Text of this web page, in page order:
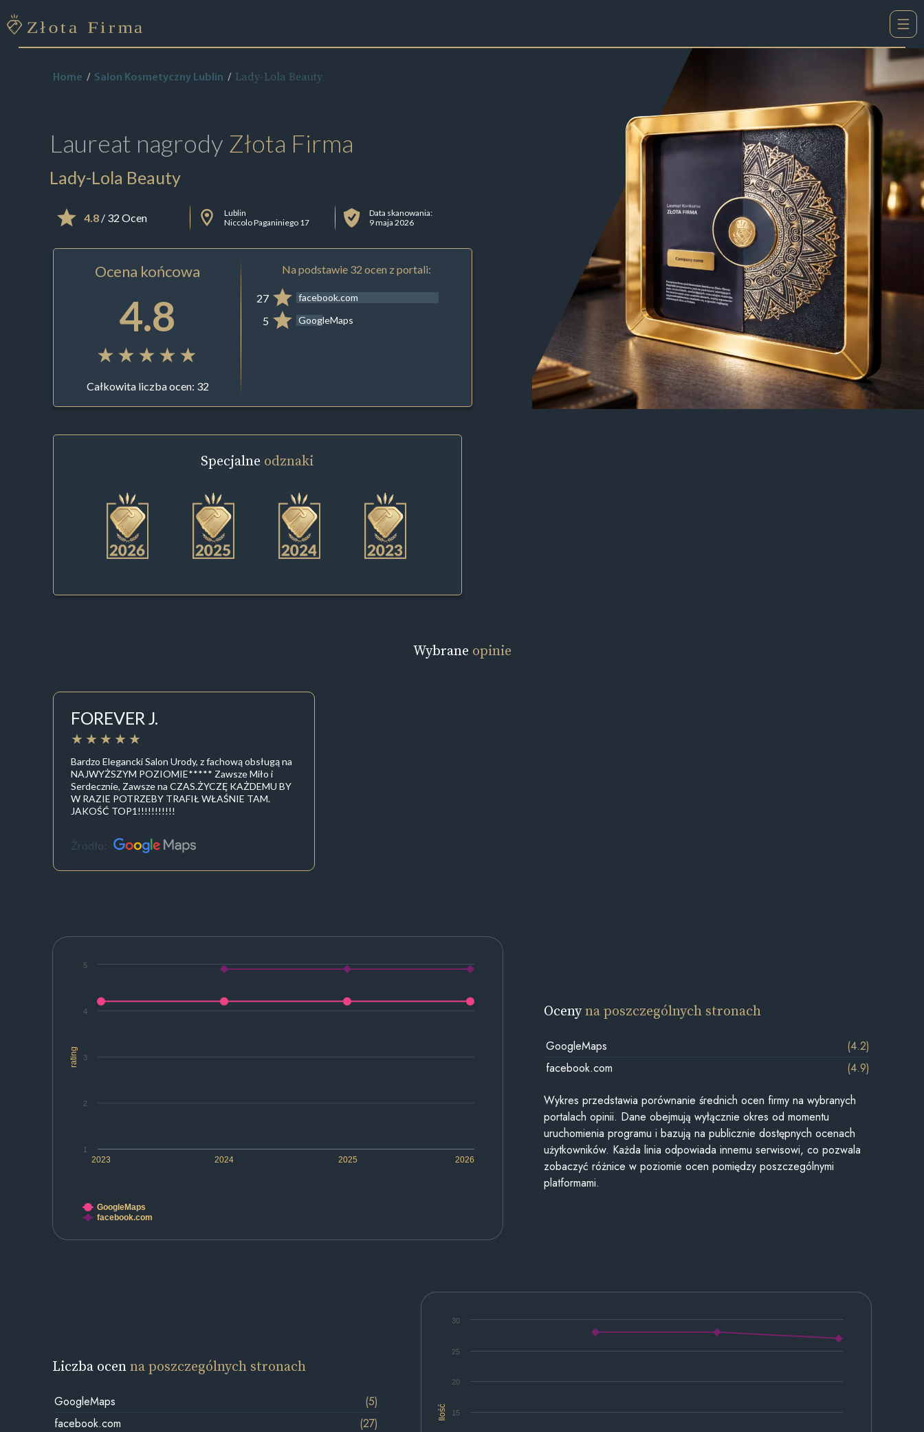
Home Salon Kosmetyczny Lublin Lady-Lola Beauty
Laureat nagrody Złota Firma
Lady-Lola Beauty
4.8/ 32 Ocen
Lublin
Niccolo Paganiniego 17
Data skanowania:
9 maja 2026
Ocena końcowa
4.8
Całkowita liczba ocen: 32
Na podstawie 32 ocen z portali:
27 facebook.com
5 GoogleMaps
Specjalne odznaki
Wybrane opinie
FOREVER J.
Bardzo Elegancki Salon Urody, z fachową obsługą na
NAJWYŻSZYM POZIOMIE***** Zawsze Miło i
Serdecznie, Zawsze na CZAS.ŻYCZĘ KAŻDEMU BY
W RAZIE POTRZEBY TRAFIŁ WŁAŚNIE TAM.
JAKOŚĆ TOP1!!!!!!!!!!!
Źródło:
rating
2023 2024 2025 2026
1
2
3
4
5
GoogleMaps
facebook.com
Ocenyna poszczególnych stronach
GoogleMaps
(4.2)
facebook.com
(4.9)
Wykres przedstawia porównanie średnich ocen firmy na wybranych
portalach opinii. Dane obejmują wyłącznie okres od momentu
uruchomienia programu i bazują na publicznie dostępnych ocenach
użytkowników. Każda linia odpowiada innemu serwisowi, co pozwala
zobaczyć różnice w poziomie ocen pomiędzy poszczególnymi
platformami.
Ilość 15
20
25
30
Liczba ocenna poszczególnych stronach
GoogleMaps
(5)
facebook.com
(27)